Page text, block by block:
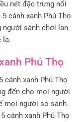
nét đặc trưng nổi
cánh xanh Phú Thọ
người sành chơi lan
lạ.
Phú Thọ
cánh xanh Phú Thọ
đến cho mọi người
mọi người so sánh.
cánh xanh Phú Thọ